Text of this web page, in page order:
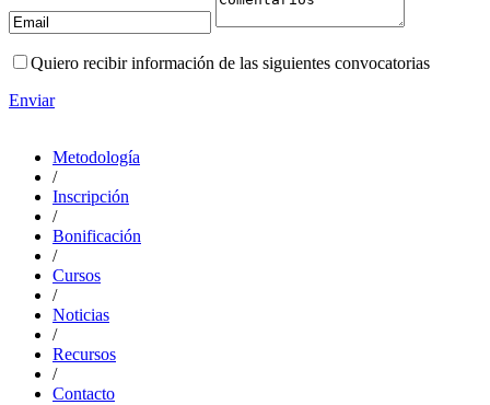
Quiero recibir información de las siguientes convocatorias
Enviar
Metodología
/
Inscripción
/
Bonificación
/
Cursos
/
Noticias
/
Recursos
/
Contacto